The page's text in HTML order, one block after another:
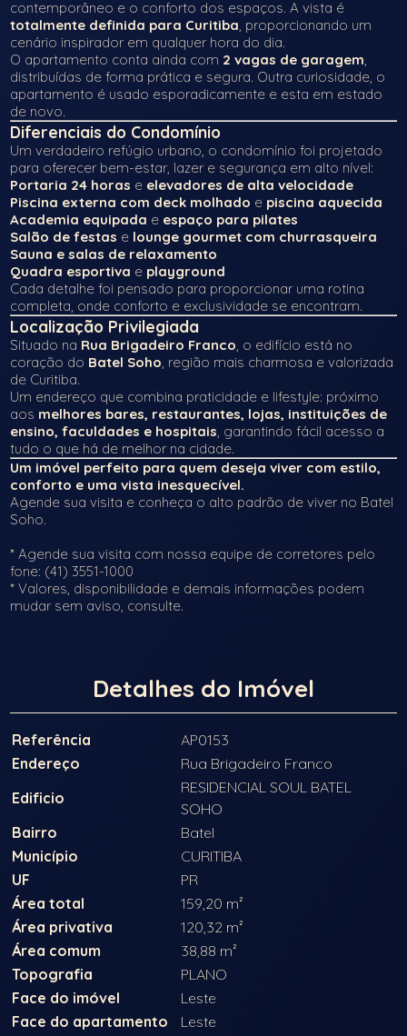
contemporâneo e o conforto dos espaços. A vista é
totalmente definida para Curitiba, proporcionando um
cenário inspirador em qualquer hora do dia.
O apartamento conta ainda com 2 vagas de garagem,
distribuídas de forma prática e segura. Outra curiosidade, o
apartamento é usado esporadicamente e esta em estado
de novo.
Diferenciais do Condomínio
Um verdadeiro refúgio urbano, o condomínio foi projetado
para oferecer bem-estar, lazer e segurança em alto nível:
Portaria 24 horas e elevadores de alta velocidade
Piscina externa com deck molhado e piscina aquecida
Academia equipada e espaço para pilates
Salão de festas e lounge gourmet com churrasqueira
Sauna e salas de relaxamento
Quadra esportiva e playground
Cada detalhe foi pensado para proporcionar uma rotina
completa, onde conforto e exclusividade se encontram.
Localização Privilegiada
Situado na Rua Brigadeiro Franco, o edifício está no
coração do Batel Soho, região mais charmosa e valorizada
de Curitiba.
Um endereço que combina praticidade e lifestyle: próximo
aos melhores bares, restaurantes, lojas, instituições de
ensino, faculdades e hospitais, garantindo fácil acesso a
tudo o que há de melhor na cidade.
Um imóvel perfeito para quem deseja viver com estilo,
conforto e uma vista inesquecível.
Agende sua visita e conheça o alto padrão de viver no Batel
Soho.
* Agende sua visita com nossa equipe de corretores pelo
fone: (41) 3551-1000
* Valores, disponibilidade e demais informações podem
mudar sem aviso, consulte.
Detalhes do Imóvel
Referência
AP0153
Endereço
Rua Brigadeiro Franco
Edificio
RESIDENCIAL SOUL BATEL
SOHO
Bairro
Batel
Município
CURITIBA
UF
PR
Área total
159,20 m²
Área privativa
120,32 m²
Área comum
38,88 m²
Topografia
PLANO
Face do imóvel
Leste
Face do apartamento
Leste